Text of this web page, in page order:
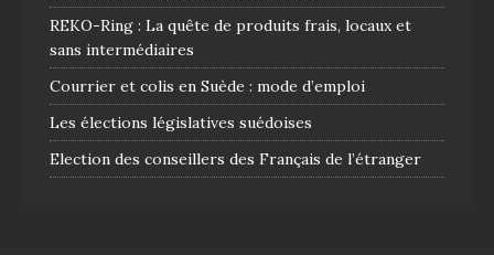
REKO-Ring : La quête de produits frais, locaux et
sans intermédiaires
Courrier et colis en Suède : mode d’emploi
Les élections législatives suédoises
Election des conseillers des Français de l’étranger